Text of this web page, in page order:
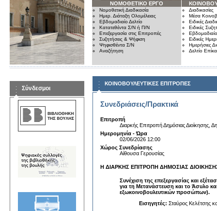
ΝΟΜΟΘΕΤΙΚΟ ΕΡΓΟ
Νομοθετική Διαδικασία
Ημερ. Διάταξη Ολομέλειας
Εβδομαδιαίο Δελτίο
Κατατεθέντα Σ/Ν ή Π/Ν
Επεξεργασία στις Επιτροπές
Συζητήσεις & Ψήφιση
Ψηφισθέντα Σ/Ν
Αναζήτηση
Διαδικασίες
Μέσα
Ειδικές
Ειδικές
Εβδομαδιαίο
Ειδικές
Ημερήσιες
Δελτίο
Σύνδεσμοι
ΚΟΙΝΟΒΟΥΛΕΥΤΙΚΕΣ ΕΠΙΤΡΟΠΕΣ
Συνεδριάσεις/Πρακτικά
Επιτροπή
Διαρκής Επιτροπή Δημόσιας Διοίκησης,
Ημερομηνία - Ώρα
02/06/2026 12:00
Χώρος Συνεδρίασης
Αίθουσα Γερουσίας
Η ΔΙΑΡΚΗΣ ΕΠΙΤΡΟΠΗ ΔΗΜΟΣΙΑΣ
Συνέχιση της επεξεργασίας και
για τη Μετανάστευση και το Άσυλο
εξωκοινοβουλευτικών προσώπων).
Εισηγητές: Σταύρος Κελέτσης